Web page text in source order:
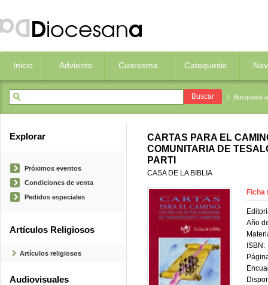
Inicio Adviento Cuaresma Catequesis
Busqueda
Explorar
Próximos eventos
Condiciones de venta
Pedidos especiales
Artículos Religiosos
Artículos religiosos
Audiovisuales
CARTAS PARA EL
COMUNITARIA DE
PARTI
CASA DE LA BIBLIA
Ficha
Año
ISBN: